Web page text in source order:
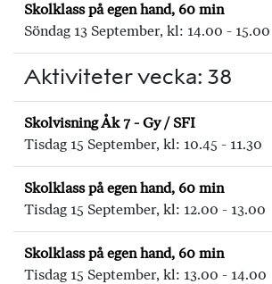
Skolklass på egen hand, 60 min
Söndag 13 September, kl: 14.00 - 15.00
Aktiviteter vecka: 38
Skolvisning Åk 7 - Gy / SFI
Tisdag 15 September, kl: 10.45 - 11.30
Skolklass på egen hand, 60 min
Tisdag 15 September, kl: 12.00 - 13.00
Skolklass på egen hand, 60 min
Tisdag 15 September, kl: 13.00 - 14.00